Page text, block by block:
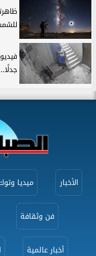
الأخبار ميديا
فن وثقافة
أخبار عالمية